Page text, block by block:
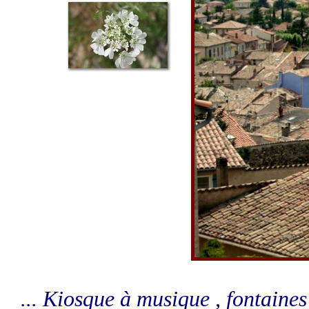
... Kiosque à musique ,